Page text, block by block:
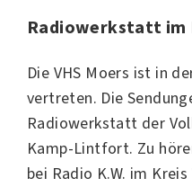
Radiowerkstatt im
Die VHS Moers ist in
vertreten. Die
Radiowerkstatt der
Kamp-Lintfort. Zu
bei Radio K.W. im Kreis